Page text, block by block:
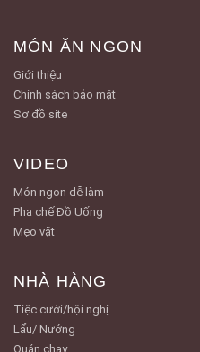
MÓN ĂN NGON
Giới thiệu
Chính sách bảo mật
Sơ đồ site
VIDEO
Món ngon dễ làm
Pha chế Đồ Uống
Mẹo vặt
NHÀ HÀNG
Tiệc cưới/hội nghị
Lẩu/ Nướng
Quán chay